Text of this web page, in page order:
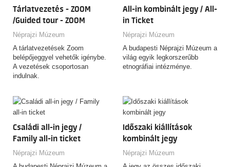
Tárlatvezetés - ZOOM
/Guided tour - ZOOM
Néprajzi Múzeum
A tárlatvezetések Zoom
belépőjeggyel vehetők igénybe.
A vezetések csoportosan
indulnak.
All-in kombinált jegy / All-
in Ticket
Néprajzi Múzeum
A budapesti Néprajzi Múzeum a
világ egyik legkorszerűbb
etnográfiai intézménye.
Családi all-in jegy /
Family all-in ticket
Néprajzi Múzeum
Időszaki kiállítások
kombinált jegy
Néprajzi Múzeum